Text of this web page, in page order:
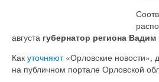
августа губернатор региона
Как уточняют«Орловские новости»,
на публичном портале Орловской